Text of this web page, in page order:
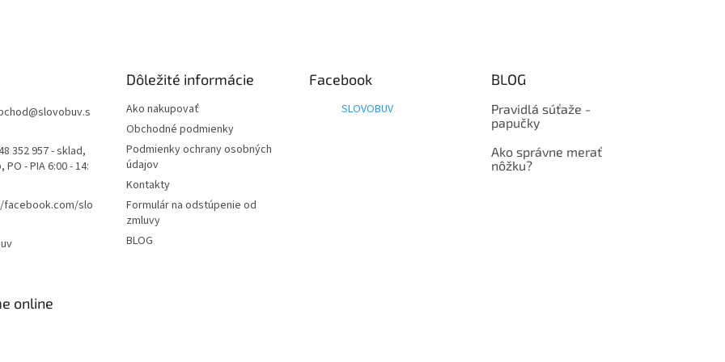
@slovobuv.s
352 957 - sklad,
PO - PIA 6:00 - 14:
slo
Dôležité informácie
Ako nakupovať
Obchodné podmienky
Podmienky ochrany osobných
údajov
Kontakty
Formulár na odstúpenie od
zmluvy
BLOG
Facebook
SLOVOBUV
BLOG
Pravidlá súťaže -
papučky
Ako správne merať
nôžku?
online